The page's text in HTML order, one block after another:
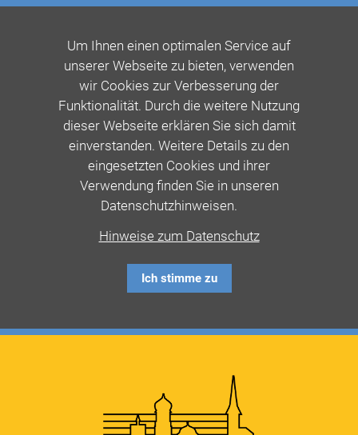
Um Ihnen einen optimalen Service auf
unserer Webseite zu bieten, verwenden
wir Cookies zur Verbesserung der
Funktionalität. Durch die weitere Nutzung
dieser Webseite erklären Sie sich damit
einverstanden. Weitere Details zu den
eingesetzten Cookies und ihrer
Verwendung finden Sie in unseren
Datenschutzhinweisen.
Hinweise zum Datenschutz
Ich stimme zu